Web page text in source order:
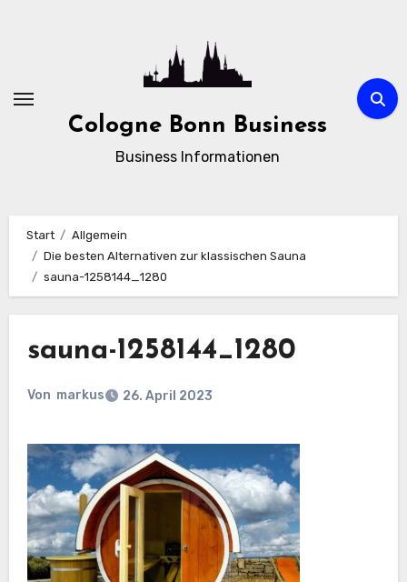
Cologne Bonn Business
Business Informationen
Start
Allgemein
Die besten Alternativen zur klassischen Sauna
sauna-1258144_1280
sauna-1258144_1280
Von markus 26. April 2023